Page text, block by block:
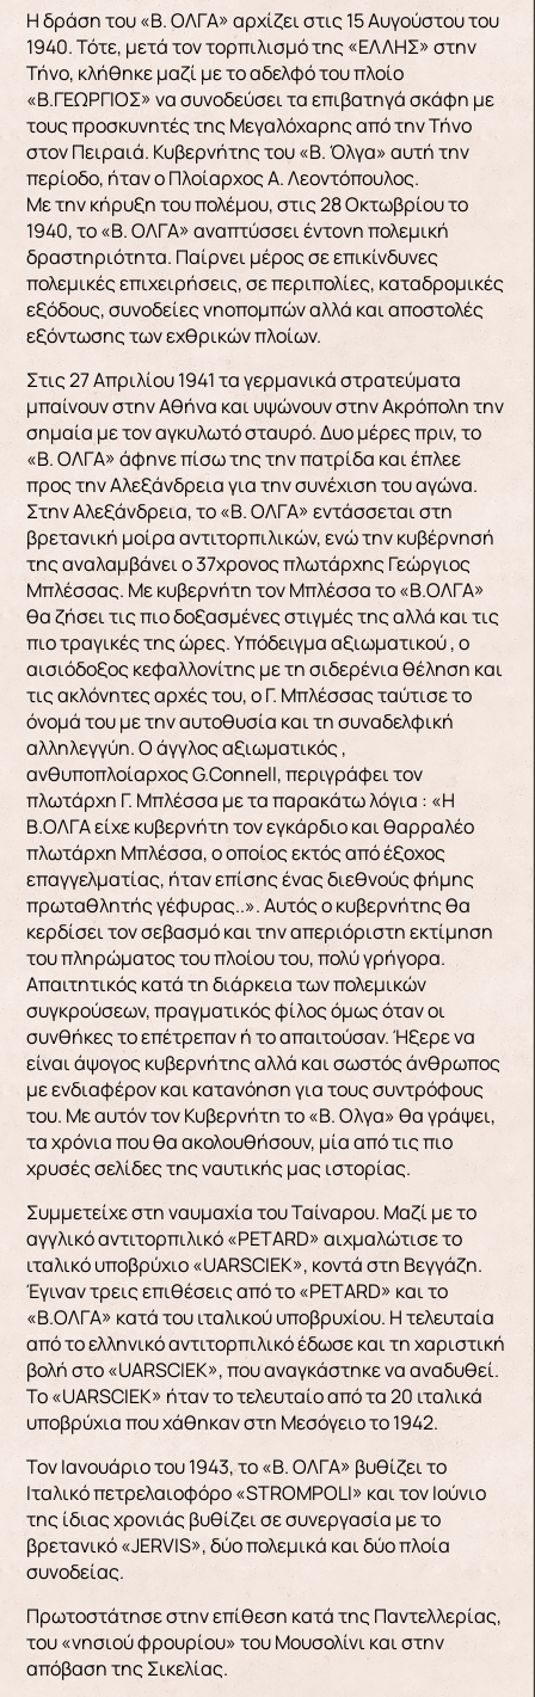
Η δράση του «Β. ΟΛΓΑ» αρχίζει στις 15 Αυγούστου του
1940. Τότε, μετά τον τορπιλισμό της «ΕΛΛΗΣ» στην
Τήνο, κλήθηκε μαζί με το αδελφό του πλοίο
«Β.ΓΕΩΡΓΙΟΣ» να συνοδεύσει τα επιβατηγά σκάφη με
τους προσκυνητές της Μεγαλόχαρης από την Τήνο
στον Πειραιά. Κυβερνήτης του «Β. Όλγα» αυτή την
περίοδο, ήταν ο Πλοίαρχος Α. Λεοντόπουλος.
Με την κήρυξη του πολέμου, στις 28 Οκτωβρίου το
1940, το «Β. ΟΛΓΑ» αναπτύσσει έντονη πολεμική
δραστηριότητα. Παίρνει μέρος σε επικίνδυνες
πολεμικές επιχειρήσεις, σε περιπολίες, καταδρομικές
εξόδους, συνοδείες νηοπομπών αλλά και αποστολές
εξόντωσης των εχθρικών πλοίων.
Στις 27 Απριλίου 1941 τα γερμανικά στρατεύματα
μπαίνουν στην Αθήνα και υψώνουν στην Ακρόπολη την
σημαία με τον αγκυλωτό σταυρό. Δυο μέρες πριν, το
«Β. ΟΛΓΑ» άφηνε πίσω της την πατρίδα και έπλεε
προς την Αλεξάνδρεια για την συνέχιση του αγώνα.
Στην Αλεξάνδρεια, το «Β. ΟΛΓΑ» εντάσσεται στη
βρετανική μοίρα αντιτορπιλικών, ενώ την κυβέρνησή
της αναλαμβάνει ο 37χρονος πλωτάρχης Γεώργιος
Μπλέσσας. Με κυβερνήτη τον Μπλέσσα το «Β.ΟΛΓΑ»
θα ζήσει τις πιο δοξασμένες στιγμές της αλλά και τις
πιο τραγικές της ώρες. Υπόδειγμα αξιωματικού , ο
αισιόδοξος κεφαλλονίτης με τη σιδερένια θέληση και
τις ακλόνητες αρχές του, ο Γ. Μπλέσσας ταύτισε το
όνομά του με την αυτοθυσία και τη συναδελφική
αλληλεγγύη. Ο άγγλος αξιωματικός ,
ανθυποπλοίαρχος G.Connell, περιγράφει τον
πλωτάρχη Γ. Μπλέσσα με τα παρακάτω λόγια : «Η
Β.ΟΛΓΑ είχε κυβερνήτη τον εγκάρδιο και θαρραλέο
πλωτάρχη Μπλέσσα, ο οποίος εκτός από έξοχος
επαγγελματίας, ήταν επίσης ένας διεθνούς φήμης
πρωταθλητής γέφυρας..». Αυτός ο κυβερνήτης θα
κερδίσει τον σεβασμό και την απεριόριστη εκτίμηση
του πληρώματος του πλοίου του, πολύ γρήγορα.
Απαιτητικός κατά τη διάρκεια των πολεμικών
συγκρούσεων, πραγματικός φίλος όμως όταν οι
συνθήκες το επέτρεπαν ή το απαιτούσαν. Ήξερε να
είναι άψογος κυβερνήτης αλλά και σωστός άνθρωπος
με ενδιαφέρον και κατανόηση για τους συντρόφους
του. Με αυτόν τον Κυβερνήτη το «Β. Ολγα» θα γράψει,
τα χρόνια που θα ακολουθήσουν, μία από τις πιο
χρυσές σελίδες της ναυτικής μας ιστορίας.
Συμμετείχε στη ναυμαχία του Ταίναρου. Μαζί με το
αγγλικό αντιτορπιλικό «PETARD» αιχμαλώτισε το
ιταλικό υποβρύχιο «UARSCIEK», κοντά στη Βεγγάζη.
Έγιναν τρεις επιθέσεις από το «PETARD» και το
«Β.ΟΛΓΑ» κατά του ιταλικού υποβρυχίου. Η τελευταία
από το ελληνικό αντιτορπιλικό έδωσε και τη χαριστική
βολή στο «UARSCIEK», που αναγκάστηκε να αναδυθεί.
Το «UARSCIEK» ήταν το τελευταίο από τα 20 ιταλικά
υποβρύχια που χάθηκαν στη Μεσόγειο το 1942.
Τον Ιανουάριο του 1943, το «Β. ΟΛΓΑ» βυθίζει το
Ιταλικό πετρελαιοφόρο «STROMPOLI» και τον Ιούνιο
της ίδιας χρονιάς βυθίζει σε συνεργασία με το
βρετανικό «JERVIS», δύο πολεμικά και δύο πλοία
συνοδείας.
Πρωτοστάτησε στην επίθεση κατά της Παντελλερίας,
του «νησιού φρουρίου» του Μουσολίνι και στην
απόβαση της Σικελίας.